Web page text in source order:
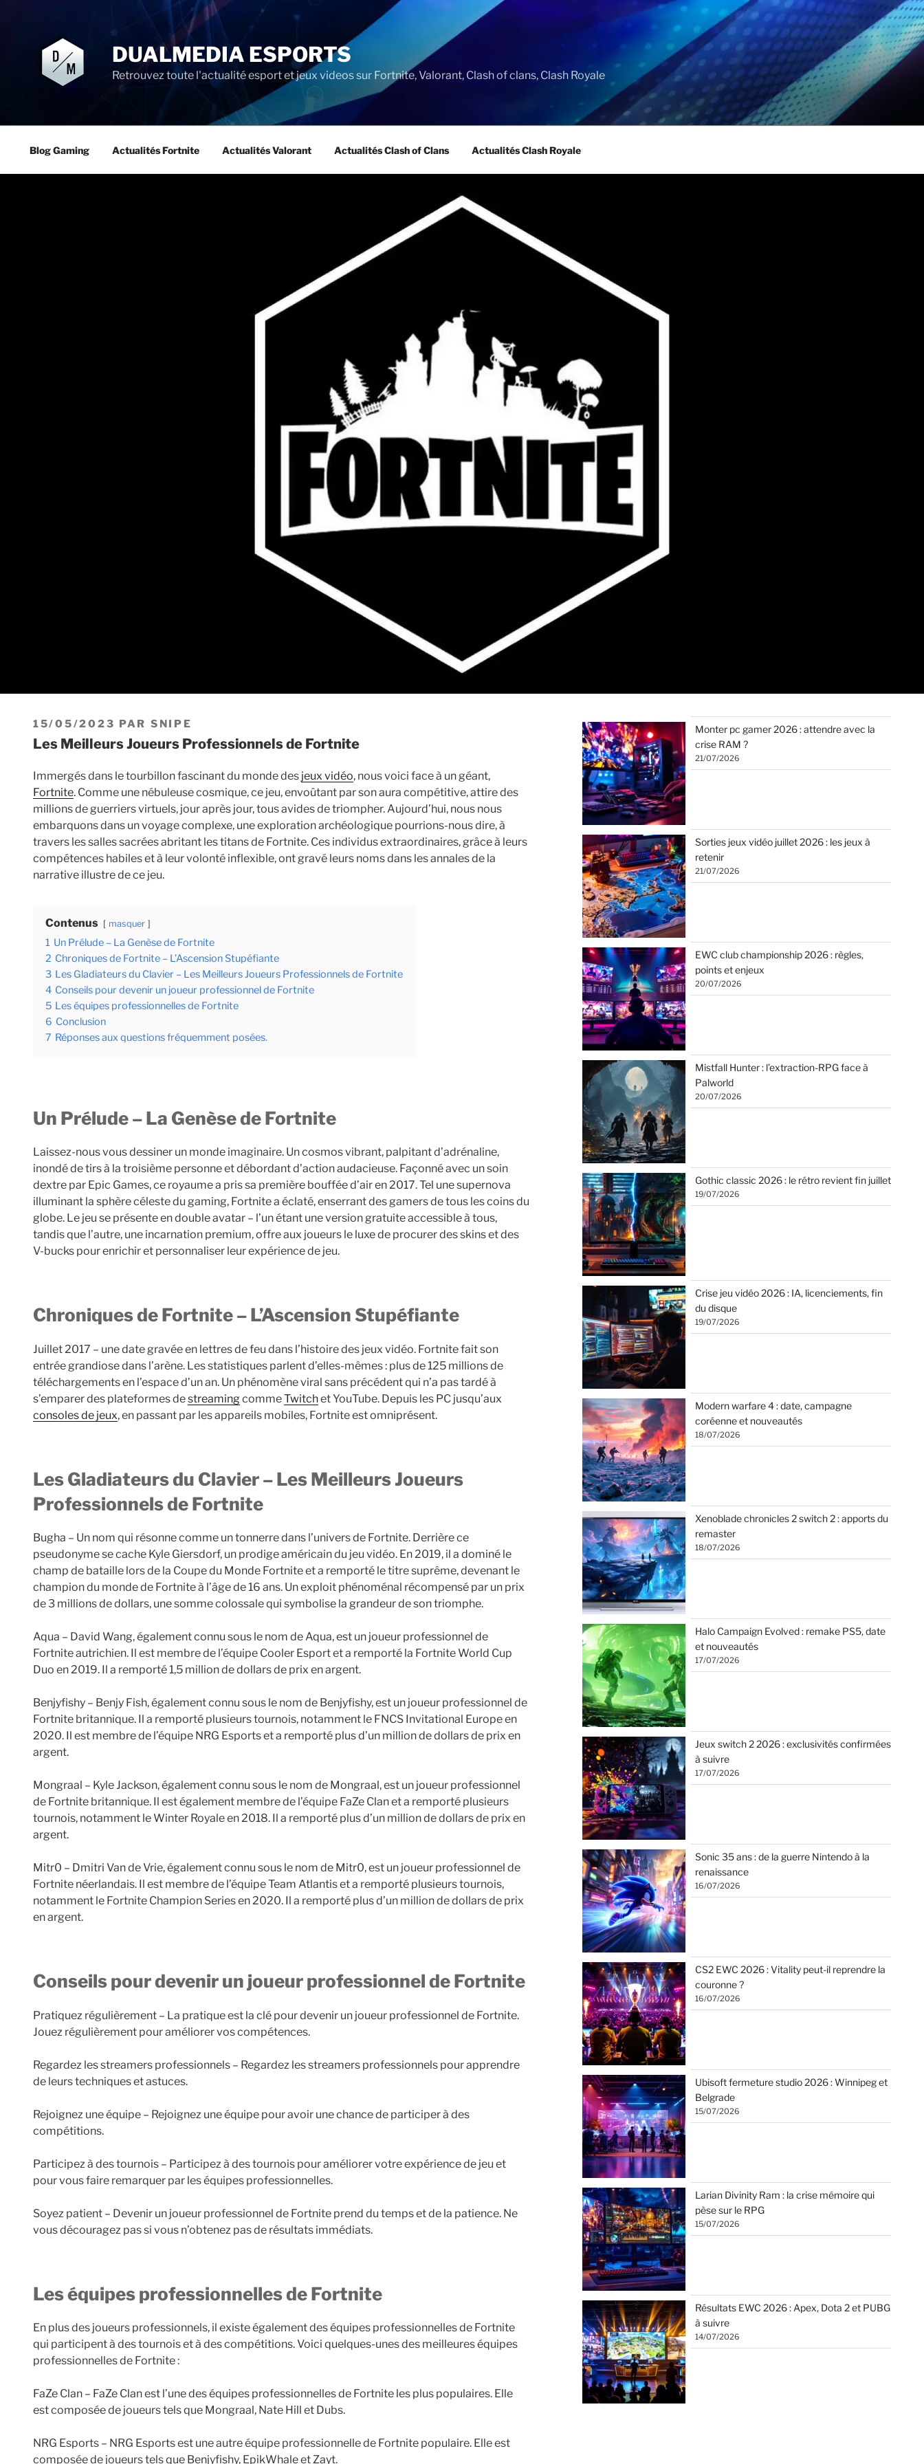
principal
DUALMEDIA ESPORTS
Retrouvez toute l'actualité esport et jeux videos sur Fortnite, Valorant, Clash of clans, Clash Royale
Blog Gaming Actualités Fortnite Actualités Valorant Actualités Clash of Clans Actualités Clash Royale
PUBLIÉ
LE
15/05/2023 PAR SNIPE
Les Meilleurs Joueurs Professionnels de Fortnite
Immergés dans le tourbillon fascinant du monde des jeux vidéo, nous voici face à un géant,
Fortnite. Comme une nébuleuse cosmique, ce jeu, envoûtant par son aura compétitive, attire des
millions de guerriers virtuels, jour après jour, tous avides de triompher. Aujourd’hui, nous nous
embarquons dans un voyage complexe, une exploration archéologique pourrions-nous dire, à
travers les salles sacrées abritant les titans de Fortnite. Ces individus extraordinaires, grâce à leurs
compétences habiles et à leur volonté inflexible, ont gravé leurs noms dans les annales de la
narrative illustre de ce jeu.
Contenus masquer
1 Un Prélude – La Genèse de Fortnite
2 Chroniques de Fortnite – L’Ascension Stupéfiante
3 Les Gladiateurs du Clavier – Les Meilleurs Joueurs Professionnels de Fortnite
4 Conseils pour devenir un joueur professionnel de Fortnite
5 Les équipes professionnelles de Fortnite
6 Conclusion
7 Réponses aux questions fréquemment posées.
Un Prélude – La Genèse de Fortnite
Laissez-nous vous dessiner un monde imaginaire. Un cosmos vibrant, palpitant d’adrénaline,
inondé de tirs à la troisième personne et débordant d’action audacieuse. Façonné avec un soin
dextre par Epic Games, ce royaume a pris sa première bouffée d’air en 2017. Tel une supernova
illuminant la sphère céleste du gaming, Fortnite a éclaté, enserrant des gamers de tous les coins du
globe. Le jeu se présente en double avatar – l’un étant une version gratuite accessible à tous,
tandis que l’autre, une incarnation premium, offre aux joueurs le luxe de procurer des skins et des
V-bucks pour enrichir et personnaliser leur expérience de jeu.
Chroniques de Fortnite – L’Ascension Stupéfiante
Juillet 2017 – une date gravée en lettres de feu dans l’histoire des jeux vidéo. Fortnite fait son
entrée grandiose dans l’arène. Les statistiques parlent d’elles-mêmes : plus de 125 millions de
téléchargements en l’espace d’un an. Un phénomène viral sans précédent qui n’a pas tardé à
s’emparer des plateformes destreamingcommeTwitchet YouTube. Depuis les PC jusqu’aux
consoles de jeux, en passant par les appareils mobiles, Fortnite est omniprésent.
Les Gladiateurs du Clavier – Les Meilleurs Joueurs
Professionnels de Fortnite
Bugha – Un nom qui résonne comme un tonnerre dans l’univers de Fortnite. Derrière ce
pseudonyme se cache Kyle Giersdorf, un prodige américain du jeu vidéo. En 2019, il a dominé le
champ de bataille lors de la Coupe du Monde Fortnite et a remporté le titre suprême, devenant le
champion du monde de Fortnite à l’âge de 16 ans. Un exploit phénoménal récompensé par un prix
de 3 millions de dollars, une somme colossale qui symbolise la grandeur de son triomphe.
Aqua – David Wang, également connu sous le nom de Aqua, est un joueur professionnel de
Fortnite autrichien. Il est membre de l’équipe Cooler Esport et a remporté la Fortnite World Cup
Duo en 2019. Il a remporté 1,5 million de dollars de prix en argent.
Benjyfishy – Benjy Fish, également connu sous le nom de Benjyfishy, est un joueur professionnel de
Fortnite britannique. Il a remporté plusieurs tournois, notamment le FNCS Invitational Europe en
2020. Il est membre de l’équipe NRG Esports et a remporté plus d’un million de dollars de prix en
argent.
Mongraal – Kyle Jackson, également connu sous le nom de Mongraal, est un joueur professionnel
de Fortnite britannique. Il est également membre de l’équipe FaZe Clan et a remporté plusieurs
tournois, notamment le Winter Royale en 2018. Il a remporté plus d’un million de dollars de prix en
argent.
Mitr0 – Dmitri Van de Vrie, également connu sous le nom de Mitr0, est un joueur professionnel de
Fortnite néerlandais. Il est membre de l’équipe Team Atlantis et a remporté plusieurs tournois,
notamment le Fortnite Champion Series en 2020. Il a remporté plus d’un million de dollars de prix
en argent.
Conseils pour devenir un joueur professionnel de Fortnite
Pratiquez régulièrement – La pratique est la clé pour devenir un joueur professionnel de Fortnite.
Jouez régulièrement pour améliorer vos compétences.
Regardez les streamers professionnels – Regardez les streamers professionnels pour apprendre
de leurs techniques et astuces.
Rejoignez une équipe – Rejoignez une équipe pour avoir une chance de participer à des
compétitions.
Participez à des tournois – Participez à des tournois pour améliorer votre expérience de jeu et
pour vous faire remarquer par les équipes professionnelles.
Soyez patient – Devenir un joueur professionnel de Fortnite prend du temps et de la patience. Ne
vous découragez pas si vous n’obtenez pas de résultats immédiats.
Les équipes professionnelles de Fortnite
En plus des joueurs professionnels, il existe également des équipes professionnelles de Fortnite
qui participent à des tournois et à des compétitions. Voici quelques-unes des meilleures équipes
professionnelles de Fortnite :
FaZe Clan – FaZe Clan est l’une des équipes professionnelles de Fortnite les plus populaires. Elle
est composée de joueurs tels que Mongraal, Nate Hill et Dubs.
NRG Esports – NRG Esports est une autre équipe professionnelle de Fortnite populaire. Elle est
composée de joueurs tels que Benjyfishy, EpikWhale et Zayt.
Monter pc gamer 2026 : attendre avec la
crise RAM ?
21/07/2026
Sorties jeux vidéo juillet 2026 : les jeux à
retenir
21/07/2026
EWC club championship 2026 : règles,
points et enjeux
20/07/2026
Mistfall Hunter : l’extraction-RPG face à
Palworld
20/07/2026
Gothic classic 2026 : le rétro revient fin juillet
19/07/2026
Crise jeu vidéo 2026 : IA, licenciements, fin
du disque
19/07/2026
Modern warfare 4 : date, campagne
coréenne et nouveautés
18/07/2026
Xenoblade chronicles 2 switch 2 : apports du
remaster
18/07/2026
Halo Campaign Evolved : remake PS5, date
et nouveautés
17/07/2026
Jeux switch 2 2026 : exclusivités confirmées
à suivre
17/07/2026
Sonic 35 ans : de la guerre Nintendo à la
renaissance
16/07/2026
CS2 EWC 2026 : Vitality peut-il reprendre la
couronne ?
16/07/2026
Ubisoft fermeture studio 2026 : Winnipeg et
Belgrade
15/07/2026
Larian Divinity Ram : la crise mémoire qui
pèse sur le RPG
15/07/2026
Résultats EWC 2026 : Apex, Dota 2 et PUBG
à suivre
14/07/2026